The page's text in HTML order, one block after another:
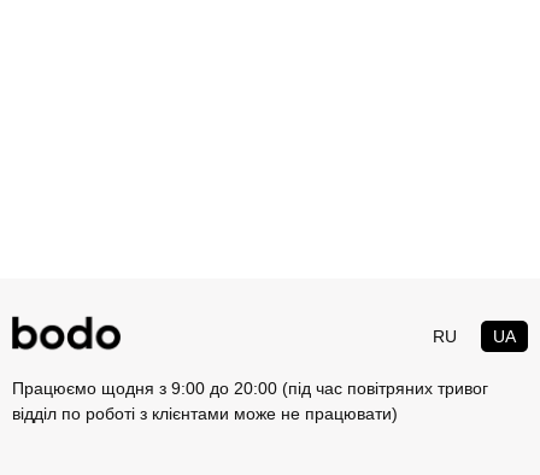
RU UA
Працюємо щодня з 9:00 до 20:00 (під час повітряних тривог
відділ по роботі з клієнтами може не працювати)